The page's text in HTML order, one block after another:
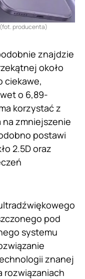
(fot. producenta)
znajdzie
około
ciekawe,
o 6,89-
korzystać z
na zmniejszenie
postawi
2.5D oraz
pod
systemu
znanej
rozwiązaniach